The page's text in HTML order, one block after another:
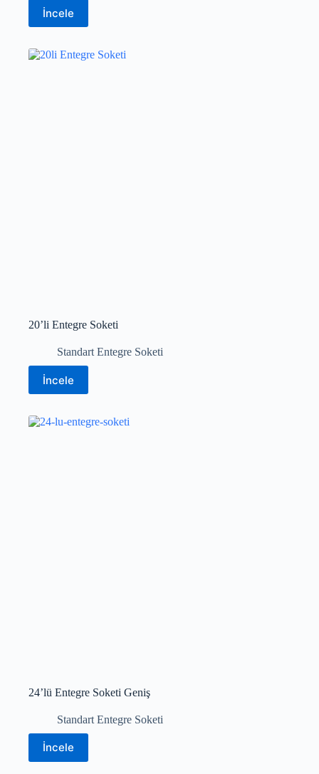
İncele
20’li Entegre Soketi
Standart Entegre Soketi
İncele
24’lü Entegre Soketi Geniş
Standart Entegre Soketi
İncele